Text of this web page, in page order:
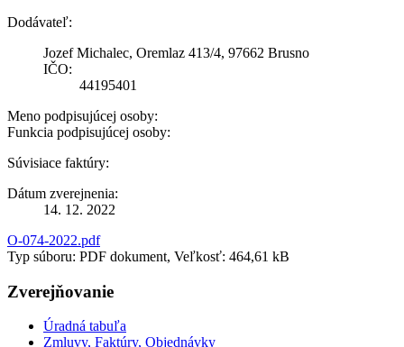
Dodávateľ:
Jozef Michalec, Oremlaz 413/4, 97662 Brusno
IČO:
44195401
Meno podpisujúcej osoby:
Funkcia podpisujúcej osoby:
Súvisiace faktúry:
Dátum zverejnenia:
14. 12. 2022
O-074-2022.pdf
Typ súboru: PDF dokument, Veľkosť: 464,61 kB
Zverejňovanie
Úradná tabuľa
Zmluvy, Faktúry, Objednávky